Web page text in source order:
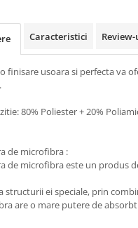
Micron
Caracteristici
finisare usoara si perfecta va
80% Poliester + 20%
de microfibra :
de microfibra este un produs
structurii ei speciale, prin
are o mare putere de